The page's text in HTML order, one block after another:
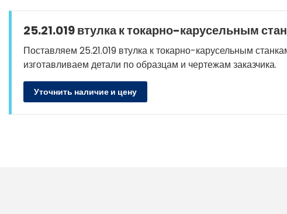
25.21.019 втулка к токарно-карусельным
Поставляем 25.21.019 втулка к токарно-карусельным
изготавливаем детали по образцам и чертежам заказчика.
Уточнить наличие и цену